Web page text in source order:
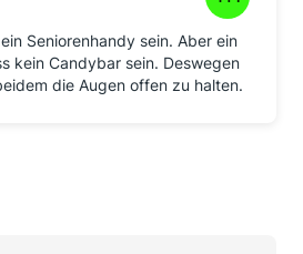
Seniorenhandy sein. Aber ein
kein Candybar sein. Deswegen
die Augen offen zu halten.